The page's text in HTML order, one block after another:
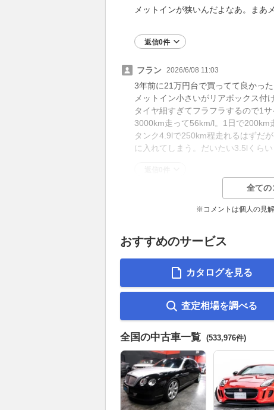
メットインが狭いんだよなあ。まあ
返信0件
フラン 2026/6/08 11:03
3年前に21万円台で買ってて良かった
メットイン小さいがリアボックス付
タイヤ細すぎてフラフラするので1
3000km走って56km/l。1日で200km
タンク4.9lで250km程走れるはずだ
に入れてしまう。だいたい3.5lくら
全ての
※コメントは個人の見
おすすめのサービス
カタログを見る
査定相場を調べる
全国の中古車一覧 (533,976件)